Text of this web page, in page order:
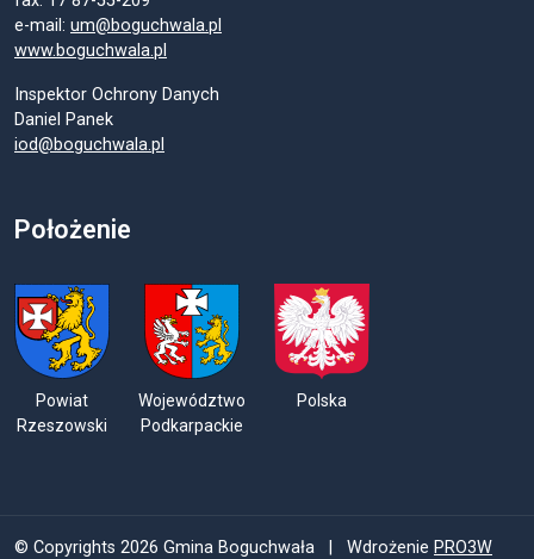
e-mail: um@boguchwala.pl
www.boguchwala.pl
Inspektor Ochrony Danych
Daniel Panek
iod@boguchwala.pl
Położenie
Powiat
Rzeszowski
Województwo
Podkarpackie
Polska
© Copyrights 2026 Gmina Boguchwała | Wdrożenie PRO3W